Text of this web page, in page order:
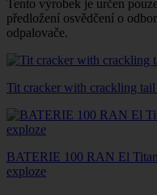
Tento výrobek je určen
předložení osvědčení o
odpalovače.
Tit cracker with crackling
BATERIE 100 RAN El
exploze